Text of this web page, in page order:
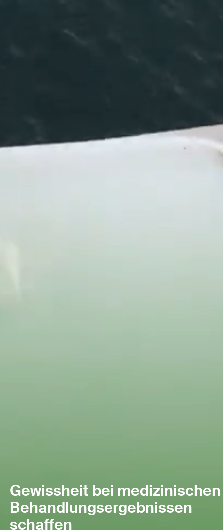
Gewissheit bei medizinischen
Behandlungsergebnissen
schaffen